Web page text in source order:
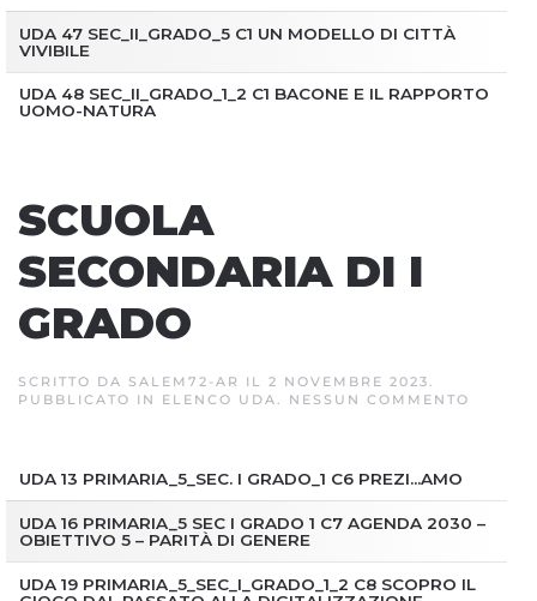
UDA 47 SEC_II_GRADO_5 C1 UN MODELLO DI CITTÀ
VIVIBILE
UDA 48 SEC_II_GRADO_1_2 C1 BACONE E IL RAPPORTO
UOMO-NATURA
SCUOLA
SECONDARIA DI I
GRADO
SCRITTO DA SALEM72-AR IL 2 NOVEMBRE 2023.
PUBBLICATO IN ELENCO UDA. NESSUN COMMENTO
UDA 13 PRIMARIA_5_SEC. I GRADO_1 C6 PREZI…AMO
UDA 16 PRIMARIA_5 SEC I GRADO 1 C7 AGENDA 2030 –
OBIETTIVO 5 – PARITÀ DI GENERE
UDA 19 PRIMARIA_5_SEC_I_GRADO_1_2 C8 SCOPRO IL